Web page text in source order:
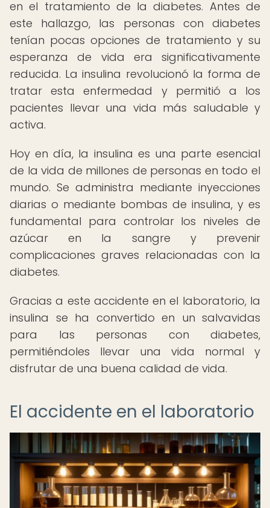
en el tratamiento de la diabetes. Antes de
este hallazgo, las personas con diabetes
tenían pocas opciones de tratamiento y su
esperanza de vida era significativamente
reducida. La insulina revolucionó la forma de
tratar esta enfermedad y permitió a los
pacientes llevar una vida más saludable y
activa.
Hoy en día, la insulina es una parte esencial
de la vida de millones de personas en todo el
mundo. Se administra mediante inyecciones
diarias o mediante bombas de insulina, y es
fundamental para controlar los niveles de
azúcar en la sangre y prevenir
complicaciones graves relacionadas con la
diabetes.
Gracias a este accidente en el laboratorio, la
insulina se ha convertido en un salvavidas
para las personas con diabetes,
permitiéndoles llevar una vida normal y
disfrutar de una buena calidad de vida.
El accidente en el laboratorio